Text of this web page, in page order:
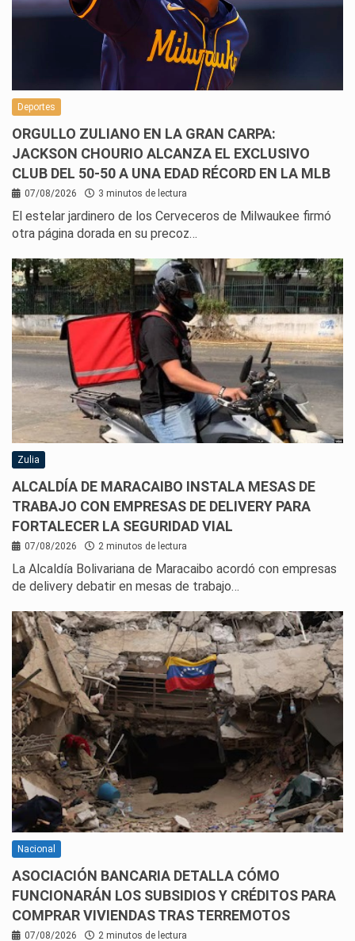
Deportes
ORGULLO ZULIANO EN LA GRAN CARPA:
JACKSON CHOURIO ALCANZA EL EXCLUSIVO
CLUB DEL 50-50 A UNA EDAD RÉCORD EN LA MLB
07/08/2026 3 minutos de lectura
El estelar jardinero de los Cerveceros de Milwaukee firmó
otra página dorada en su precoz…
Zulia
ALCALDÍA DE MARACAIBO INSTALA MESAS DE
TRABAJO CON EMPRESAS DE DELIVERY PARA
FORTALECER LA SEGURIDAD VIAL
07/08/2026 2 minutos de lectura
La Alcaldía Bolivariana de Maracaibo acordó con empresas
de delivery debatir en mesas de trabajo…
Nacional
ASOCIACIÓN BANCARIA DETALLA CÓMO
FUNCIONARÁN LOS SUBSIDIOS Y CRÉDITOS PARA
COMPRAR VIVIENDAS TRAS TERREMOTOS
07/08/2026 2 minutos de lectura